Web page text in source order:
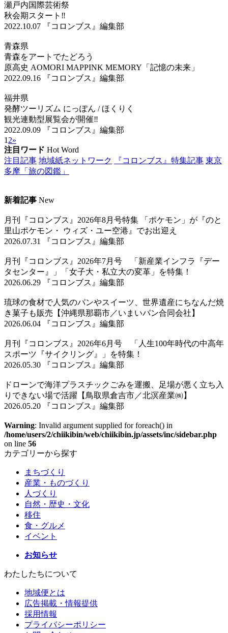
瀬戸内国際芸術祭
秋会期スタート‼
2022.10.07
『コロンブス』編集部
青森県
青森をアートでたどろう
原高史 AOMORI MAPPINK MEMORY「記憶の未来」
2022.09.16
『コロンブス』編集部
福井県
発酵ツーリズム にっぽん / ほくりく
観光連動型展覧会が開催‼
2022.09.09
『コロンブス』編集部
1 2»
注目ワード Hot Word
注目記事 地域紙ネットワーク 『コロンブス』特集記事 東京
多摩「旅の図鑑」
新着記事 New
月刊『コロンブス』2026年8月号特集 「ポケモン」が『のと
里山ポケモン・ ウィズ・ユー空港』でお出迎え
2026.07.31 『コロンブス』編集部
月刊『コロンブス』2026年7月号 「新産業インフラ『デー
タセンター』」「女子大・私立大の変革」を特集！
2026.06.29 『コロンブス』編集部
琉球の食材で人気のパンやスイーツ、世界遺産にちなんだ焼
き菓子も販売【沖縄県那覇市／いまいパン合同会社】
2026.06.04 『コロンブス』編集部
月刊『コロンブス』2026年6月号 「人生100年時代の中高年
スポーツ『サイクリング』」を特集！
2026.05.30 『コロンブス』編集部
ドローンで海洋プラスチックごみを運搬、足場が悪く立ち入
りできない場で活躍【鳥取県倉吉市／北溟産業㈱】
2026.05.20 『コロンブス』編集部
Warning: Invalid argument supplied for foreach() in
/home/users/2/chiikibin/web/chiikibin.jp/assets/inc/sidebar.php
on line 56
カテゴリーから探す
まちづくり
産業・ものづくり
人づくり
自然・歴史・文化
移住
食・グルメ
イベント
お知らせ
わたしたちについて
地域便とは
広告掲載・情報提供
採用情報
プライバシーポリシー